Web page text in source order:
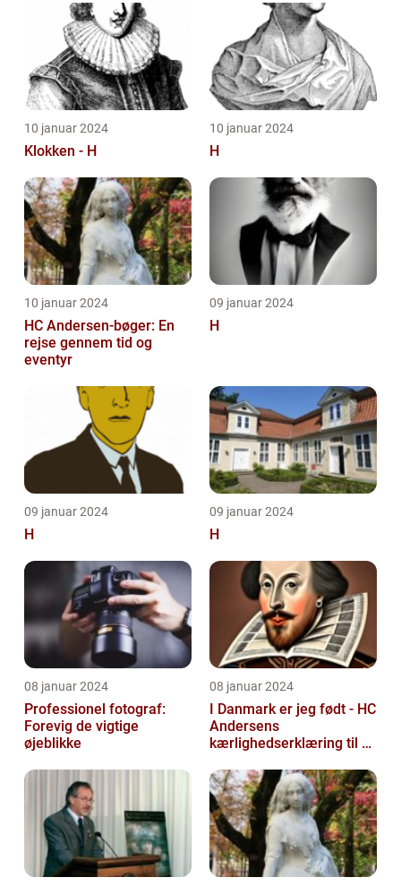
den danske forf...
10 januar 2024
Klokken - H
10 januar 2024
H
10 januar 2024
HC Andersen-bøger: En
rejse gennem tid og
eventyr
09 januar 2024
H
09 januar 2024
H
09 januar 2024
H
08 januar 2024
Professionel fotograf:
Forevig de vigtige
øjeblikke
08 januar 2024
I Danmark er jeg født - HC
Andersens
kærlighedserklæring til sit